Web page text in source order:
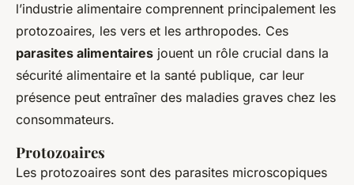
l’industrie alimentaire comprennent principalement les
protozoaires, les vers et les arthropodes. Ces
parasites alimentaires jouent un rôle crucial dans la
sécurité alimentaire et la santé publique, car leur
présence peut entraîner des maladies graves chez les
consommateurs.
Protozoaires
Les protozoaires sont des parasites microscopiques